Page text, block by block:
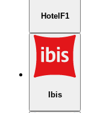
HotelF1
Ibis